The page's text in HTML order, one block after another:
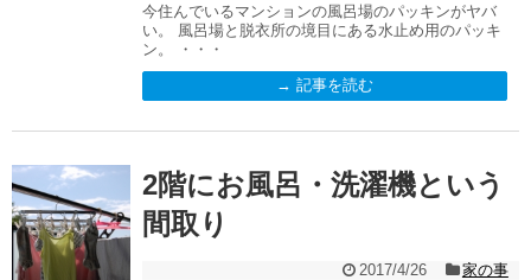
今住んでいるマンションの風呂場のパッキンがヤバ
い。 風呂場と脱衣所の境目にある水止め用のパッキ
ン。 ・・・
→ 記事を読む
2階にお風呂・洗濯機という
間取り
2017/4/26
家の事